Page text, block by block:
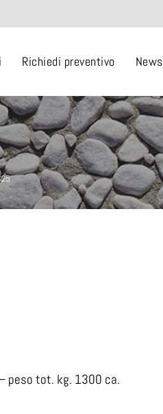
Richiedi preventivo News
peso tot. kg. 1300 ca.